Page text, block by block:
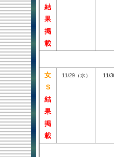
結
果
掲
載
女
S
結
果
掲
載
11/29（水） 11/